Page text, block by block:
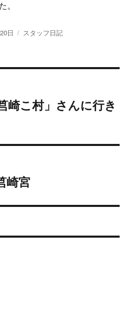
。
日
カ
リ
スタッフ日記
崎こ村」さんに行き
崎宮